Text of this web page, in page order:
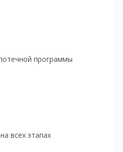
программы
всех этапах